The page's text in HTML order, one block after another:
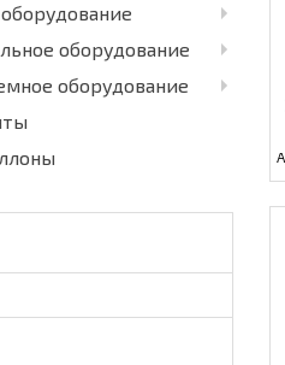
оборудование
оборудование